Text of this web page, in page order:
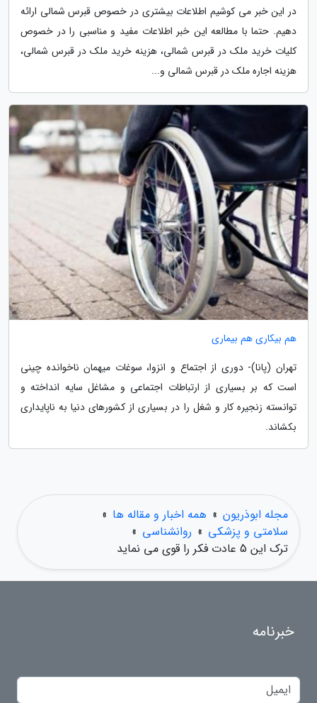
در این خبر می کوشیم اطلاعات بیشتری در خصوص قبرس شمالی ارائه
دهیم. حتما با مطالعه این خبر اطلاعات مفید و مناسبی را در خصوص
کلیات خرید ملک در قبرس شمالی، هزینه خرید ملک در قبرس شمالی،
هزینه اجاره ملک در قبرس شمالی و...
هم بیکاری هم بیماری
تهران (پانا)- دوری از اجتماع و انزوا، سوغات میهمان ناخوانده چینی
است که بر بسیاری از ارتباطات اجتماعی و مشاغل سایه انداخته و
توانسته زنجیره کار و شغل را در بسیاری از کشورهای دنیا به ناپایداری
بکشاند.
مجله ابوذریون » همه اخبار و مقاله ها »
سلامتی و پزشکی » روانشناسی »
ترک این 5 عادت فکر را قوی می نماید
خبرنامه